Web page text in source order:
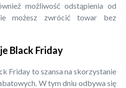
możliwość odstąpienia od
możesz zwrócić towar bez
Black Friday
Friday to szansa na skorzystanie
W tym dniu odbywa się